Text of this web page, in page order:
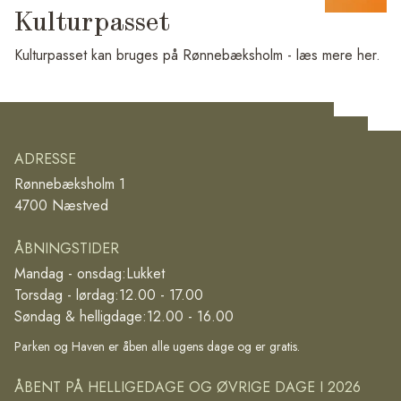
Kulturpasset
Kulturpasset kan bruges på Rønnebæksholm - læs mere her.
ADRESSE
Rønnebæksholm 1
4700 Næstved
ÅBNINGSTIDER
Mandag - onsdag:Lukket
Torsdag - lørdag:12.00 - 17.00
Søndag & helligdage:12.00 - 16.00
Parken og Haven er åben alle ugens dage og er gratis.
ÅBENT PÅ HELLIGEDAGE OG ØVRIGE DAGE I 2026